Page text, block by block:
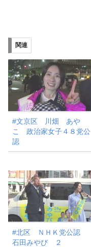
み
中…
関連
#文京区 川畑 あや
こ 政治家女子４８党公
認
#北区 ＮＨＫ党公認
石田みやび ２